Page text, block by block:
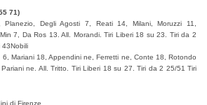
71)
Planezio, Degli Agosti 7, Reati 14, Milani, Moruzzi 11,
7, Da Ros 13. All. Morandi. Tiri Liberi 18 su 23.
Tiri da 2
43Nobili
Mariani 18, Appendini ne, Ferretti ne, Conte 18, Rotondo
ne. All. Tritto. Tiri Liberi 18 su 27.
Tiri da 2 25/51 Tiri
di Firenze